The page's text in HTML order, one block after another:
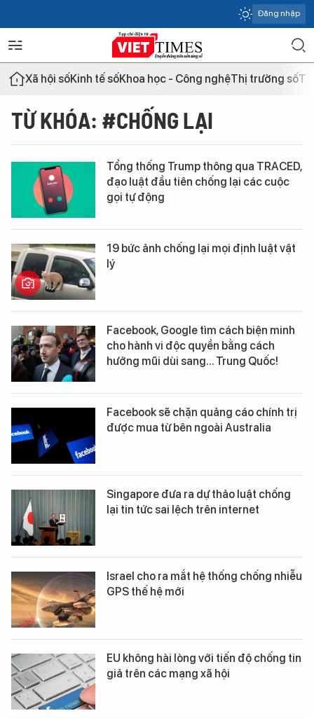
Đăng nhập
Xã hội sốKinh tế sốKhoa học - Công nghệThị trường số
TỪ KHÓA: #CHỐNG LẠI
Tổng thống Trump thông qua TRACED,
đạo luật đầu tiên chống lại các cuộc
gọi tự động
19 bức ảnh chống lại mọi định luật vật
lý
Facebook, Google tìm cách biện minh
cho hành vi độc quyền bằng cách
hướng mũi dùi sang... Trung Quốc!
Facebook sẽ chặn quảng cáo chính trị
được mua từ bên ngoài Australia
Singapore đưa ra dự thảo luật chống
lại tin tức sai lệch trên internet
Israel cho ra mắt hệ thống chống nhiễu
GPS thế hệ mới
EU không hài lòng với tiến độ chống tin
giả trên các mạng xã hội